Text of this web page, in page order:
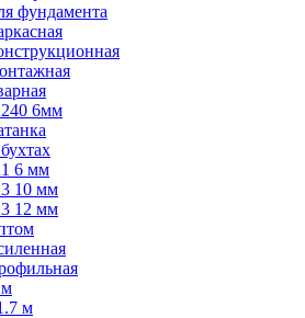
фундамента
6мм
6 мм
10 мм
12 мм
м
м